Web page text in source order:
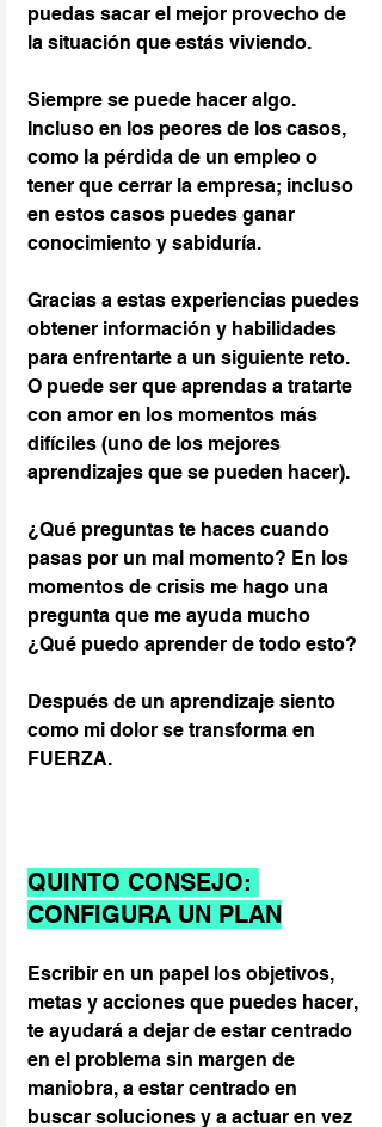
puedas sacar el mejor provecho de
la situación que estás viviendo.
Siempre se puede hacer algo.
Incluso en los peores de los casos,
como la pérdida de un empleo o
tener que cerrar la empresa; incluso
en estos casos puedes ganar
conocimiento y sabiduría.
Gracias a estas experiencias puedes
obtener información y habilidades
para enfrentarte a un siguiente reto.
O puede ser que aprendas a tratarte
con amor en los momentos más
difíciles (uno de los mejores
aprendizajes que se pueden hacer).
¿Qué preguntas te haces cuando
pasas por un mal momento? En los
momentos de crisis me hago una
pregunta que me ayuda mucho
¿Qué puedo aprender de todo esto?
Después de un aprendizaje siento
como mi dolor se transforma en
FUERZA.
QUINTO CONSEJO:
CONFIGURA UN PLAN
Escribir en un papel los objetivos,
metas y acciones que puedes hacer,
te ayudará a dejar de estar centrado
en el problema sin margen de
maniobra, a estar centrado en
buscar soluciones y a actuar en vez